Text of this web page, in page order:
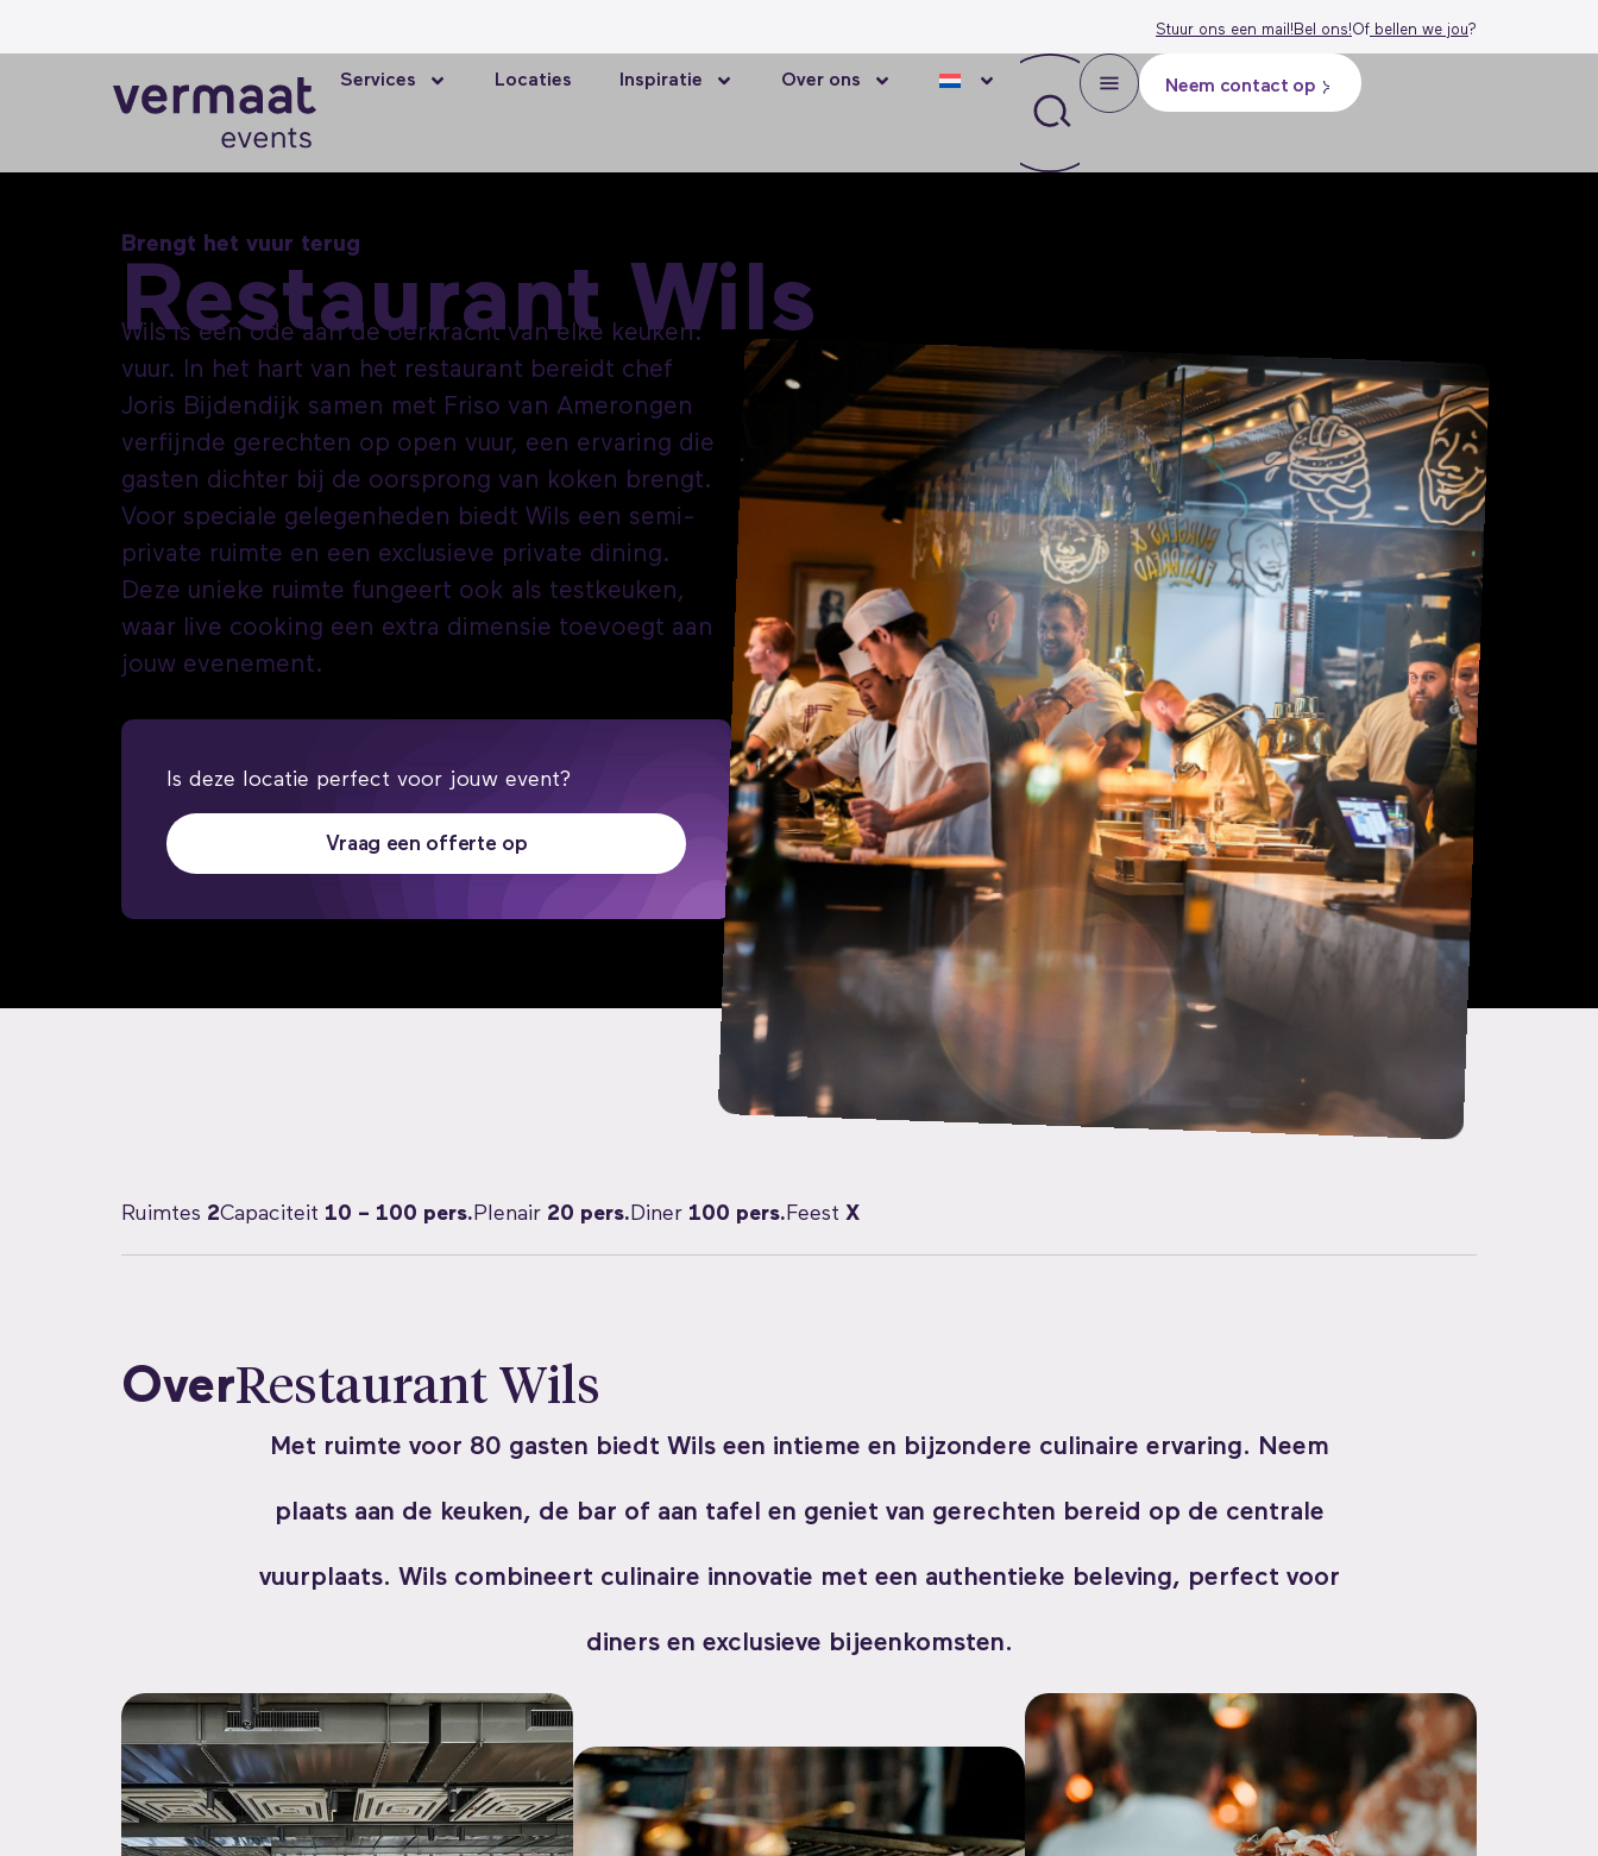
Stuur ons een mail! Bel ons!Of bellen we jou?
Services Locaties Inspiratie Over ons Neem contact op
Brengt het vuur terug
Restaurant Wils
Wils is een ode aan de oerkracht van elke keuken:
vuur. In het hart van het restaurant bereidt chef
Joris Bijdendijk samen met Friso van Amerongen
verfijnde gerechten op open vuur, een ervaring die
gasten dichter bij de oorsprong van koken brengt.
Voor speciale gelegenheden biedt Wils een semi-
private ruimte en een exclusieve private dining.
Deze unieke ruimte fungeert ook als testkeuken,
waar live cooking een extra dimensie toevoegt aan
jouw evenement.
Is deze locatie perfect voor jouw event?
Vraag een offerte op
Ruimtes 2Capaciteit 10 – 100 pers. Plenair 20 pers. Diner 100 pers. Feest X
OverRestaurant Wils
Met ruimte voor 80 gasten biedt Wils een intieme en bijzondere culinaire ervaring. Neem
plaats aan de keuken, de bar of aan tafel en geniet van gerechten bereid op de centrale
vuurplaats. Wils combineert culinaire innovatie met een authentieke beleving, perfect voor
diners en exclusieve bijeenkomsten.